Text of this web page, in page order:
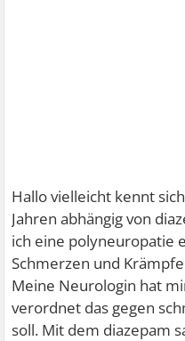
Hallo vielleicht kennt
Jahren abhängig von
ich eine polyneuropatie
Schmerzen und
Meine Neurologin hat
verordnet das gegen
soll. Mit dem diazepam